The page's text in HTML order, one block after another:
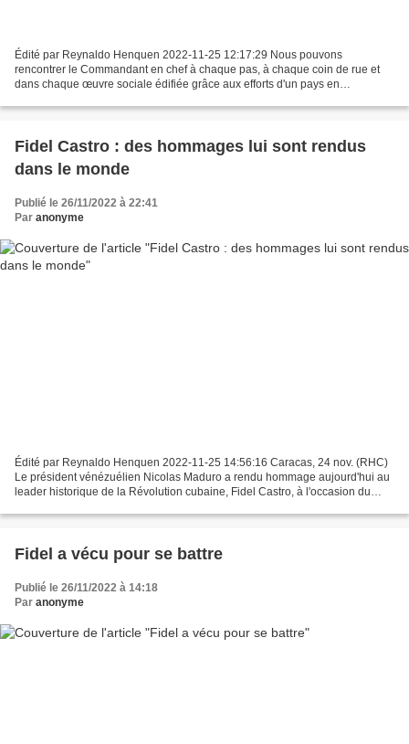
Édité par Reynaldo Henquen 2022-11-25 12:17:29 Nous pouvons
rencontrer le Commandant en chef à chaque pas, à chaque coin de rue et
dans chaque œuvre sociale édifiée grâce aux efforts d'un pays en
Fidel Castro : des hommages lui sont rendus
dans le monde
Publié le 26/11/2022 à 22:41
Par anonyme
Édité par Reynaldo Henquen 2022-11-25 14:56:16 Caracas, 24 nov. (RHC)
Le président vénézuélien Nicolas Maduro a rendu hommage aujourd'hui au
leader historique de la Révolution cubaine, Fidel Castro, à l'occasion du
Fidel a vécu pour se battre
Publié le 26/11/2022 à 14:18
Par anonyme